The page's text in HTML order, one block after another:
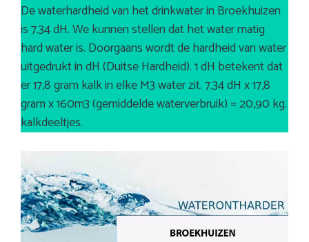
De waterhardheid van het drinkwater in Broekhuizen
is 7.34 dH. We kunnen stellen dat het water matig
hard water is. Doorgaans wordt de hardheid van water
uitgedrukt in dH (Duitse Hardheid). 1 dH betekent dat
er 17,8 gram kalk in elke M3 water zit. 7.34 dH x 17,8
gram x 160m3 (gemiddelde waterverbruik) = 20,90 kg.
kalkdeeltjes.